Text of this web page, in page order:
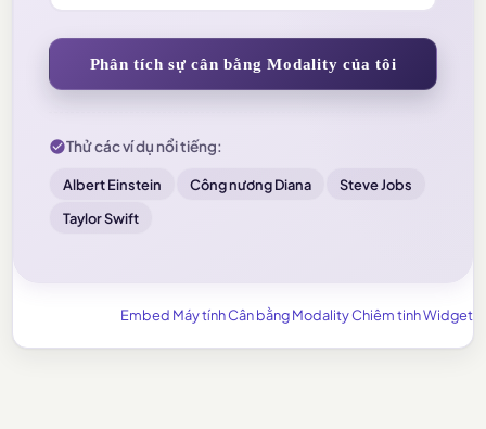
Phân tích sự cân bằng Modality của tôi
Thử các ví dụ nổi tiếng:
Albert Einstein Công nương Diana
Steve Jobs
Taylor Swift
Embed Máy tính Cân bằng Modality Chiêm tinh Widget